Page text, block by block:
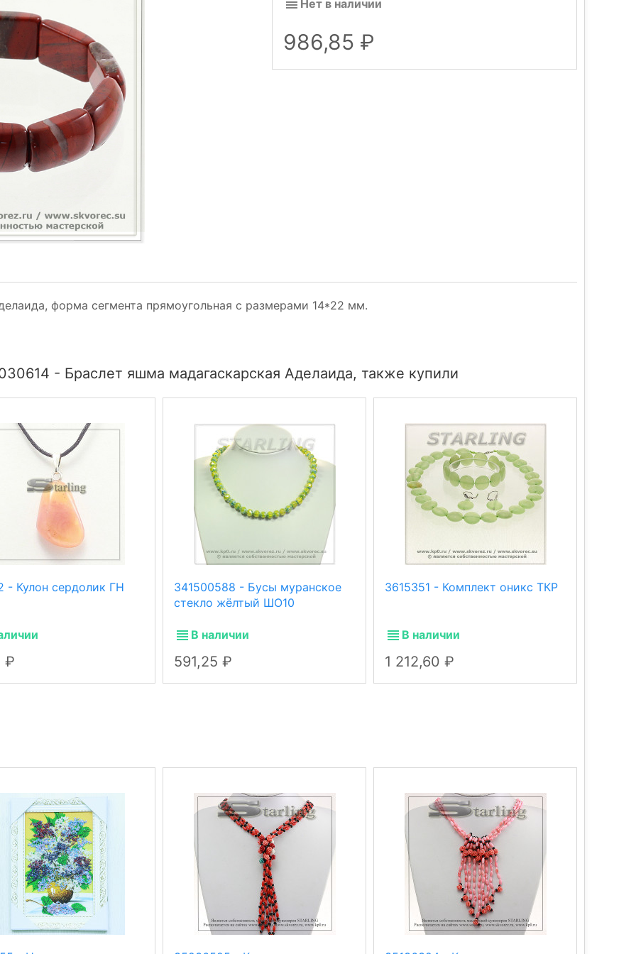
Нет в наличии
986,85
форма сегмента прямоугольная с размерами 14*22 мм.
- Браслет яшма мадагаскарская Аделаида, также купили
- Кулон сердолик ГН
341500588 - Бусы муранское
стекло жёлтый ШО10
В наличии
591,25
3615351 - Комплект оникс ТКР
В наличии
1 212,60